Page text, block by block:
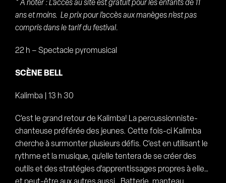
* À noter : L’accès au site est gratuit pour les enfants de 11
ans et moins. Le prix pour l’accès aux manèges n’est pas
compris dans le tarif du festival.
22 h – Spectacle pyromusical
SCÈNE BELL
Kalimba | 13 h 30
C’est le grand retour de Kalimba! La percussionniste-
chanteuse préférée des jeunes. Cette fois-ci Kalimba
cherche à surmonter plusieurs défis. C’est en utilisant le
rythme et la musique, qu’elle tentera de se créer des
outils et des stratégies d’apprentissages propres à elle…